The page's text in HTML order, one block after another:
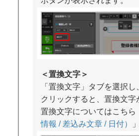
＜置換文字＞
「置換文字」タブを選択
クリックすると、置換文字
置換文字についてはこちら
情報 / 差込み文章 / 日付）
」